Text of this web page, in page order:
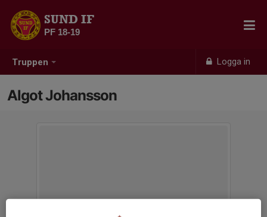
Truppen Logga in
SUND IF
PF 18-19
Algot Johansson